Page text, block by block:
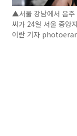
▲서울 강남에서 음주
씨가 24일 서울 중앙
이란 기자